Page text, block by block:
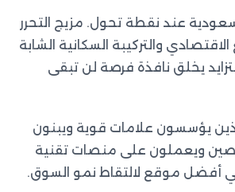
عند نقطة تحول. مزيج التحرر
الاقتصادي والتركيبة السكانية الشابة
يخلق نافذة فرصة لن تبقى
الذين يؤسسون علامات قوية ويبنون
ويعملون على منصات تقنية
أفضل موقع لالتقاط نمو السوق.